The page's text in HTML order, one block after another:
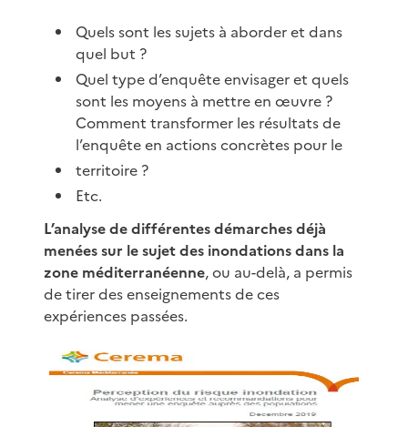
Quels sont les sujets à aborder et dans
quel but ?
Quel type d’enquête envisager et quels
sont les moyens à mettre en œuvre ?
Comment transformer les résultats de
l’enquête en actions concrètes pour le
territoire ?
Etc.
L’analyse de différentes démarches déjà
menées sur le sujet des inondations dans la
zone méditerranéenne, ou au-delà, a permis
de tirer des enseignements de ces
expériences passées.